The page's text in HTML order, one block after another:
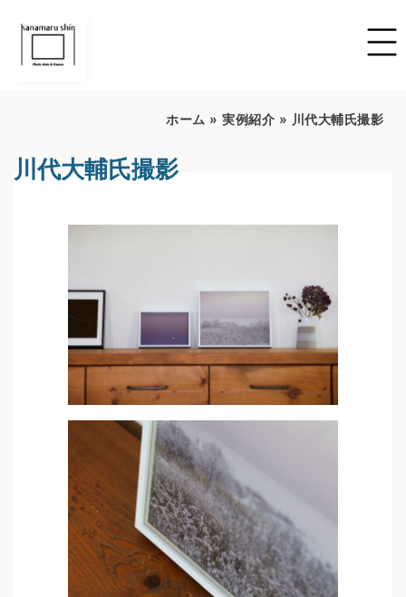
ホーム » 実例紹介 » 川代大輔氏撮影
川代大輔氏撮影